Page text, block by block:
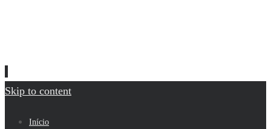
Skip to content
Início